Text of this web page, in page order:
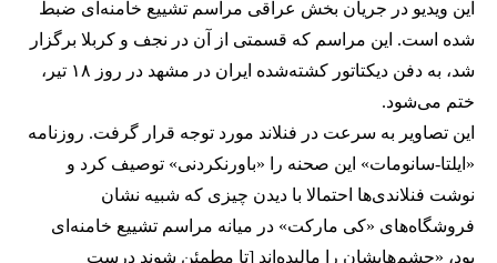
این ویدیو در جریان بخش عراقی مراسم تشییع خامنه‌ای ضبط
شده است. این مراسم که قسمتی از آن در نجف و کربلا برگزار
شد، به دفن دیکتاتور کشته‌شده ایران
در مشهد در روز ۱۸ تیر،
ختم می‌شود.
این تصاویر به سرعت در فنلاند مورد توجه قرار گرفت. روزنامه
«ایلتا-سانومات» این صحنه را «باورنکردنی» توصیف کرد و
نوشت فنلاندی‌ها احتمالا با دیدن چیزی که شبیه نشان
فروشگاه‌های «کی مارکت» در میانه مراسم تشییع خامنه‌ای
بود، «چشم‌هایشان را مالیده‌اند [تا مطمئن شوند درست